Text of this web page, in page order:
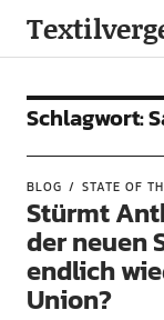
Schlagwort:
BLOG STATE OF
Stürmt
der neuen
endlich
Union?